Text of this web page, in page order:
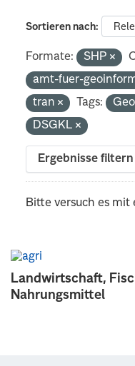
Landwirtschaft,
Nahrungsmittel
Sortieren nach
Formate: SHP
amt-fuer-
tran
Tags:
DSGKL
Ergebnisse filtern
Bitte versuch es mit